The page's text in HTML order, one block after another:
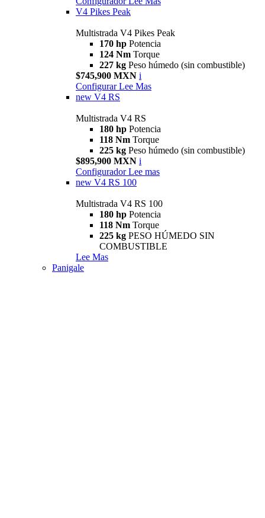
V4 Pikes Peak
Multistrada V4 Pikes Peak
170 hp Potencia
124 Nm Torque
227 kg Peso húmedo (sin combustible)
$745,900 MXN i
Configurar Lee Mas
new V4 RS
Multistrada V4 RS
180 hp Potencia
118 Nm Torque
225 kg Peso húmedo (sin combustible)
$895,900 MXN i
Configurador Lee mas
new V4 RS 100
Multistrada V4 RS 100
180 hp Potencia
118 Nm Torque
225 kg PESO HÚMEDO SIN
COMBUSTIBLE
Lee Mas
Panigale